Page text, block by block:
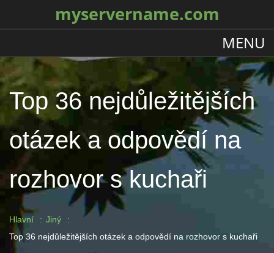
myservername.com
MENU
Top 36 nejdůležitějších
otázek a odpovědí na
rozhovor s kuchaři
Hlavní
Jiný
Top 36 nejdůležitějších otázek a odpovědí na rozhovor s kuchaři